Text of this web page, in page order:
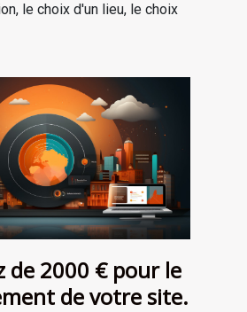
le choix d'un lieu, le choix
de 2000 € pour le
de votre site.